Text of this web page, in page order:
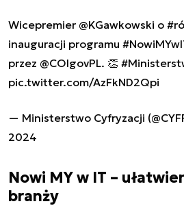
Wicepremier @KGawkowski o
inauguracji programu
przez @COIgovPL. 👏
pic.twitter.com/AzFkND2Qpi
— Ministerstwo Cyfryzacji
2024
Nowi MY w IT –
branży